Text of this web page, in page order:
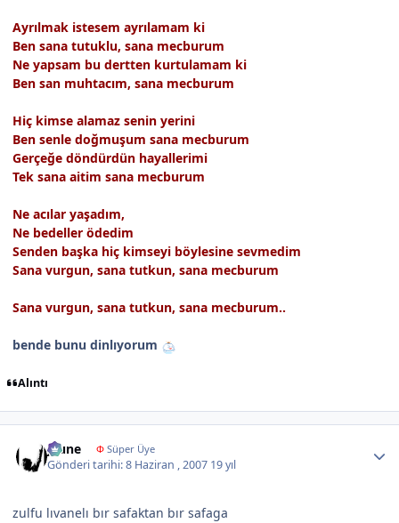
Ayrılmak istesem ayrılamam ki
Ben sana tutuklu, sana mecburum
Ne yapsam bu dertten kurtulamam ki
Ben san muhtacım, sana mecburum
Hiç kimse alamaz senin yerini
Ben senle doğmuşum sana mecburum
Gerçeğe döndürdün hayallerimi
Tek sana aitim sana mecburum
Ne acılar yaşadım,
Ne bedeller ödedim
Senden başka hiç kimseyi böylesine sevmedim
Sana vurgun, sana tutkun, sana mecburum
Sana vurgun, sana tutkun, sana mecburum..
bende bunu dinlıyorum
Alıntı
jeune ΦSüper Üye
Gönderi tarihi:8 Haziran , 2007 19 yıl
zulfu lıvanelı bır safaktan bır safaga